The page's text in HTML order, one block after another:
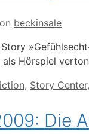
beckinsale
als Hörspiel
, Story Center,
Die